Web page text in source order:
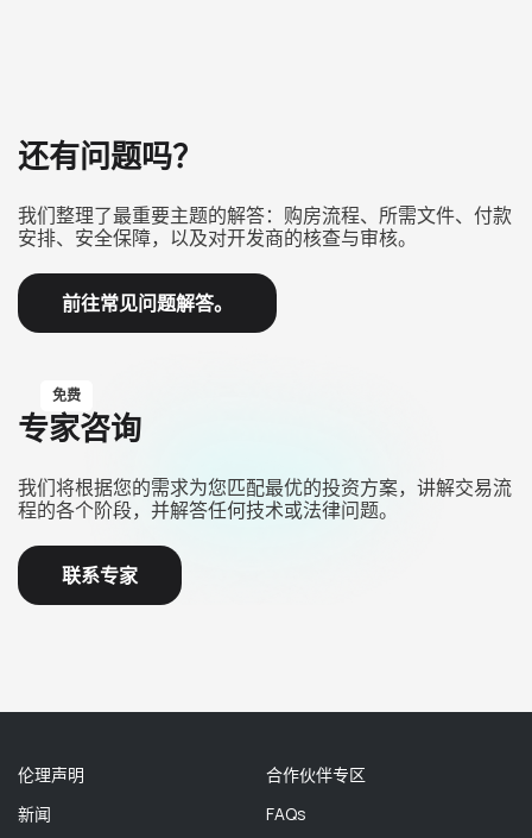
还有问题吗？
我们整理了最重要主题的解答：购房流程、所需文件、付款
安排、安全保障，以及对开发商的核查与审核。
前往常见问题解答。
免费
专家咨询
我们将根据您的需求为您匹配最优的投资方案，讲解交易流
程的各个阶段，并解答任何技术或法律问题。
联系专家
伦理声明
新闻
合作伙伴专区
FAQs